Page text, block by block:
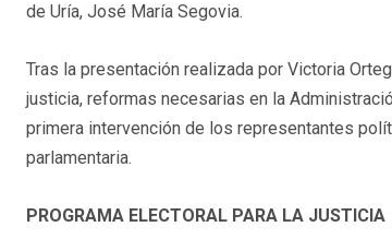
de Uría, José María Segovia.
Tras la presentación realizada por Victoria
justicia, reformas necesarias en la
primera intervención de los representantes
parlamentaria.
PROGRAMA ELECTORAL PARA LA JUSTICIA